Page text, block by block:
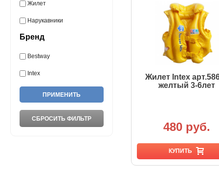
Жилет
Нарукавники
Бренд
Bestway
Intex
Жилет Intex
желтый 3-6лет
480 руб.
КУПИТЬ